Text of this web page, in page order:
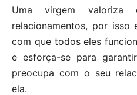
Uma virgem
relacionamentos, por
com que todos eles
e esforça-se para
preocupa com o seu
ela.